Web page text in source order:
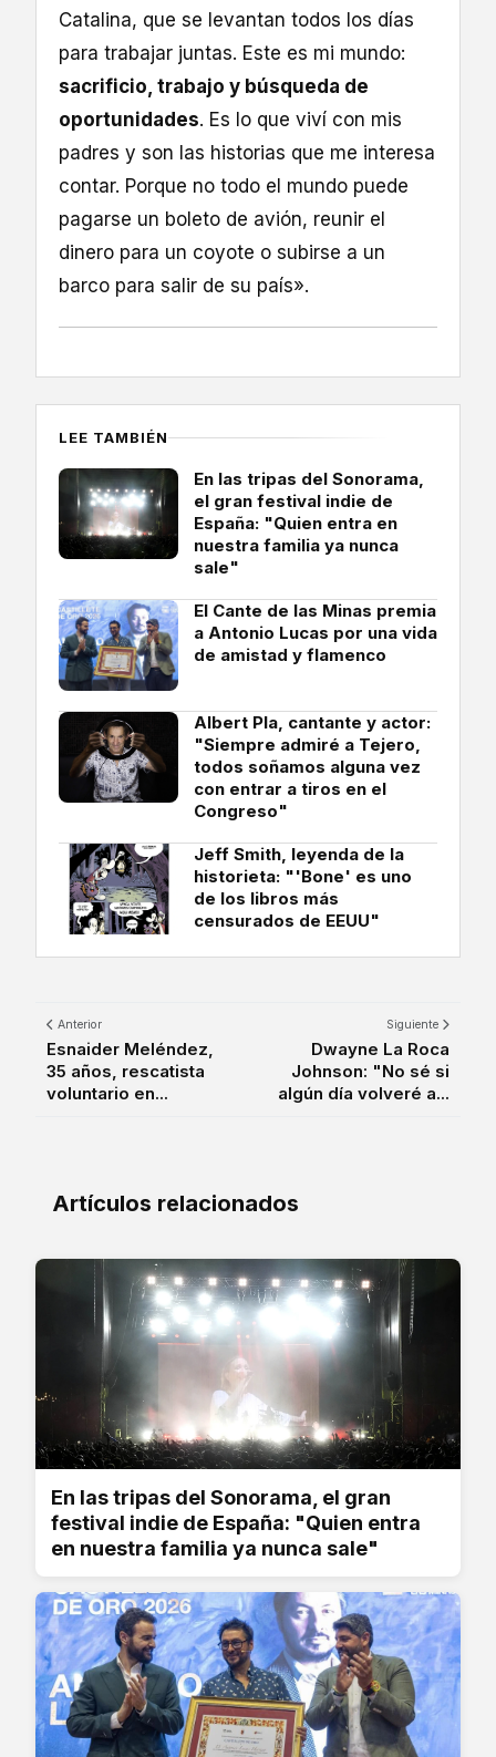
Catalina, que se levantan todos los días
para trabajar juntas. Este es mi mundo:
sacrificio, trabajo y búsqueda de
oportunidades. Es lo que viví con mis
padres y son las historias que me interesa
contar. Porque no todo el mundo puede
pagarse un boleto de avión, reunir el
dinero para un coyote o subirse a un
barco para salir de su país».
LEE TAMBIÉN
En las tripas del Sonorama,
el gran festival indie de
España: "Quien entra en
nuestra familia ya nunca
sale"
El Cante de las Minas premia
a Antonio Lucas por una vida
de amistad y flamenco
Albert Pla, cantante y actor:
"Siempre admiré a Tejero,
todos soñamos alguna vez
con entrar a tiros en el
Congreso"
Jeff Smith, leyenda de la
historieta: "'Bone' es uno
de los libros más
censurados de EEUU"
Anterior
Esnaider Meléndez,
35 años, rescatista
voluntario en...
Siguiente
Dwayne La Roca
Johnson: "No sé si
algún día volveré a...
Artículos relacionados
En las tripas del Sonorama, el gran
festival indie de España: "Quien entra
en nuestra familia ya nunca sale"